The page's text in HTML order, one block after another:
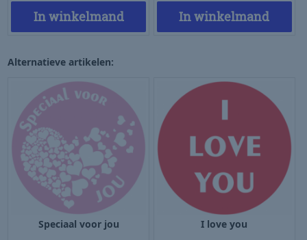
In winkelmand In winkelmand
Alternatieve artikelen:
Speciaal voor jou I love you